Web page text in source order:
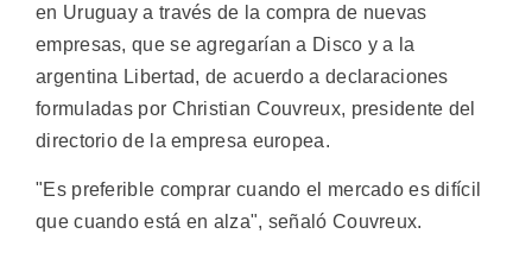
en Uruguay a través de la compra de nuevas
empresas, que se agregarían a Disco y a la
argentina Libertad, de acuerdo a declaraciones
formuladas por Christian Couvreux, presidente del
directorio de la empresa europea.
"Es preferible comprar cuando el mercado es difícil
que cuando está en alza", señaló Couvreux.